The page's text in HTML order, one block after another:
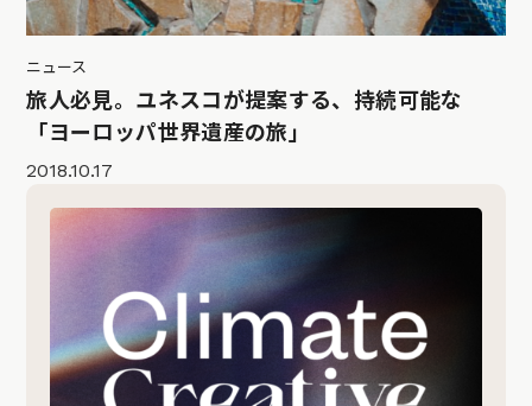
ニュース
旅人必見。ユネスコが提案する、持続可能な
「ヨーロッパ世界遺産の旅」
2018.10.17